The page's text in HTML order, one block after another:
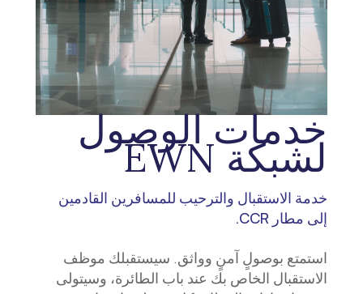
خدمات الوصول
لشبكة EWN
خدمة الاستقبال والترحيب للمسافرين القادمين
إلى مطار CCR.
استمتع بوصولٍ آمنٍ وواثق. سيستقبلك موظف
الاستقبال الخاص بك عند باب الطائرة، وسيتولى